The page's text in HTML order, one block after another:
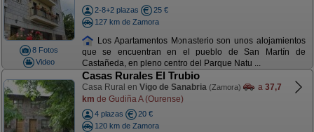
8 Fotos
Video
2-8+2 plazas
25 €
127 km de Zamora
Los Apartamentos Monasterio son unos alojamientos
que se encuentran en el pueblo de San Martín de
Castañeda, en pleno centro del Parque Natu ...
Casas Rurales El Trubio
Casa Rural en Vigo de Sanabria (Zamora) a 37,7
km de Gudiña A (Ourense)
4 plazas
20 €
120 km de Zamora